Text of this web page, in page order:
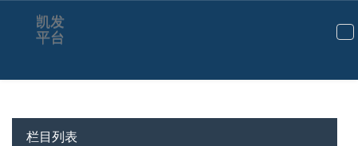
切
航
凯发
平台
栏目列表